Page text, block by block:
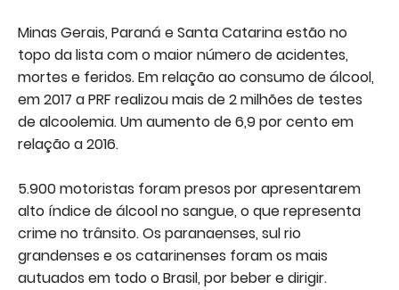
Minas Gerais, Paraná e Santa Catarina estão no
topo da lista com o maior número de acidentes,
mortes e feridos. Em relação ao consumo de álcool,
em 2017 a PRF realizou mais de 2 milhões de testes
de alcoolemia. Um aumento de 6,9 por cento em
relação a 2016.
5.900 motoristas foram presos por apresentarem
alto índice de álcool no sangue, o que representa
crime no trânsito. Os paranaenses, sul rio
grandenses e os catarinenses foram os mais
autuados em todo o Brasil, por beber e dirigir.